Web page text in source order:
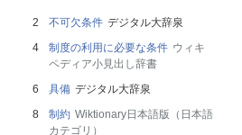
不可欠条件 デジタル大辞泉
制度の利用に必要な条件 ウィキ
ペディア小見出し辞書
具備 デジタル大辞泉
制約 Wiktionary日本語版（日本語
カテゴリ）